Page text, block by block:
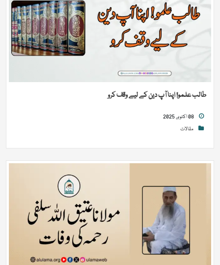
طالب علمو! اپنا آپ دین کے لیے وقف کرو
مقالات